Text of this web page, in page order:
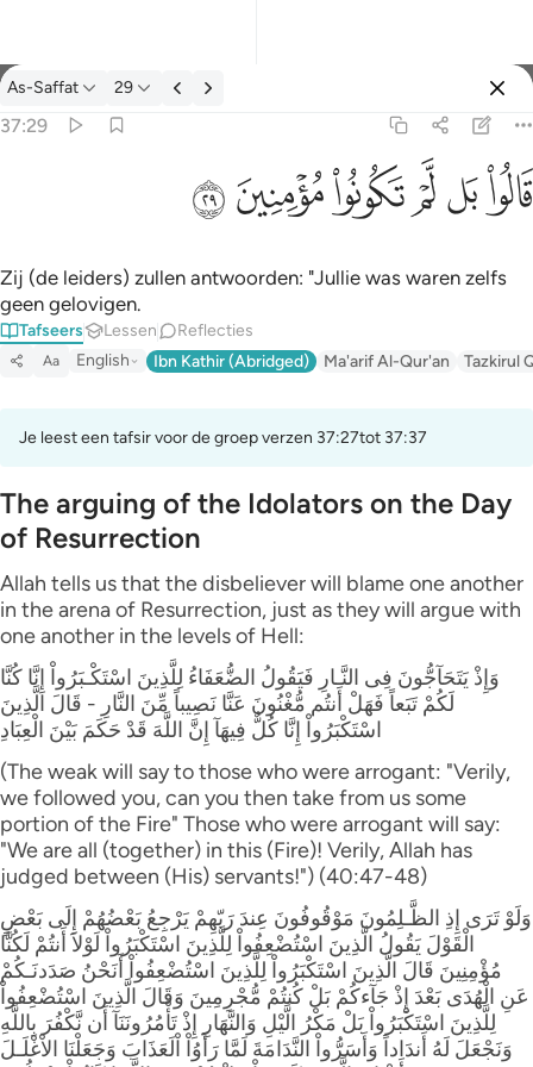
Tafseer: As-Saffat 37:29
As-Saffat 29
37:29
قَالُوا۟ بَل لَّمْ تَكُونُوا۟ مُؤْمِنِينَ ٢٩
ﱘﱙﱚﱛﱜﱝ
Zij (de leiders) zullen antwoorden: "Jullie was waren zelfs
geen gelovigen.
Tafseers Lessen Reflecties
Aa English Ibn Kathir (Abridged) Ma'arif Al-Qur'an Tazkirul
Je leest een tafsir voor de groep verzen 37:27tot 37:37
The arguing of the Idolators on the Day
of Resurrection
Allah tells us that the disbeliever will blame one another
in the arena of Resurrection, just as they will argue with
one another in the levels of Hell:
وَإِذْ يَتَحَآجُّونَ فِى النَّـارِ فَيَقُولُ الضُّعَفَاءُ لِلَّذِينَ اسْتَكْـبَرُواْ إِنَّا كُنَّا
لَكُمْ تَبَعاً فَهَلْ أَنتُم مُّغْنُونَ عَنَّا نَصِيباً مِّنَ النَّارِ - قَالَ الَّذِينَ
اسْتَكْبَرُواْ إِنَّا كُلٌّ فِيهَآ إِنَّ اللَّهَ قَدْ حَكَمَ بَيْنَ الْعِبَادِ
(The weak will say to those who were arrogant: "Verily,
we followed you, can you then take from us some
portion of the Fire" Those who were arrogant will say:
"We are all (together) in this (Fire)! Verily, Allah has
judged between (His) servants!") (40:47-48)
وَلَوْ تَرَى إِذِ الظَّـلِمُونَ مَوْقُوفُونَ عِندَ رَبّهِمْ يَرْجِعُ بَعْضُهُمْ إِلَى بَعْضٍ
الْقَوْلَ يَقُولُ الَّذِينَ اسْتُضْعِفُواْ لِلَّذِينَ اسْتَكْبَرُواْ لَوْلاَ أَنتُمْ لَكُنَّا
مُؤْمِنِينَ قَالَ الَّذِينَ اسْتَكْبَرُواْ لِلَّذِينَ اسْتُضْعِفُواْ أَنَحْنُ صَدَدنَـكُمْ
عَنِ الْهُدَى بَعْدَ إِذْ جَآءكُمْ بَلْ كُنتُمْ مُّجْرِمِينَ وَقَالَ الَّذِينَ اسْتُضْعِفُواْ
لِلَّذِينَ اسْتَكْبَرُواْ بَلْ مَكْرُ الَّيْلِ وَالنَّهَارِ إِذْ تَأْمُرُونَنَآ أَن نَّكْفُرَ بِاللَّهِ
وَنَجْعَلَ لَهُ أَندَاداً وَأَسَرُّواْ النَّدَامَةَ لَمَّا رَأَوُاْ اْلَعَذَابَ وَجَعَلْنَا الاْغْلَـلَ